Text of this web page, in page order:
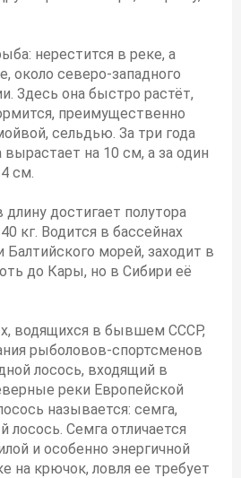
нерестится в реке, а
около северо-западного
Здесь она быстро растёт,
преимущественно
сельдью. За три года
на 10 см, а за один
см.
достигает полутора
кг. Водится в бассейнах
Балтийского морей, заходит в
до Кары, но в Сибири её
водящихся в бывшем СССР,
рыболовов-спортсменов
лосось, входящий в
реки Европейской
называется: семга,
лосось. Семга отличается
и особенно энергичной
на крючок, ловля ее требует